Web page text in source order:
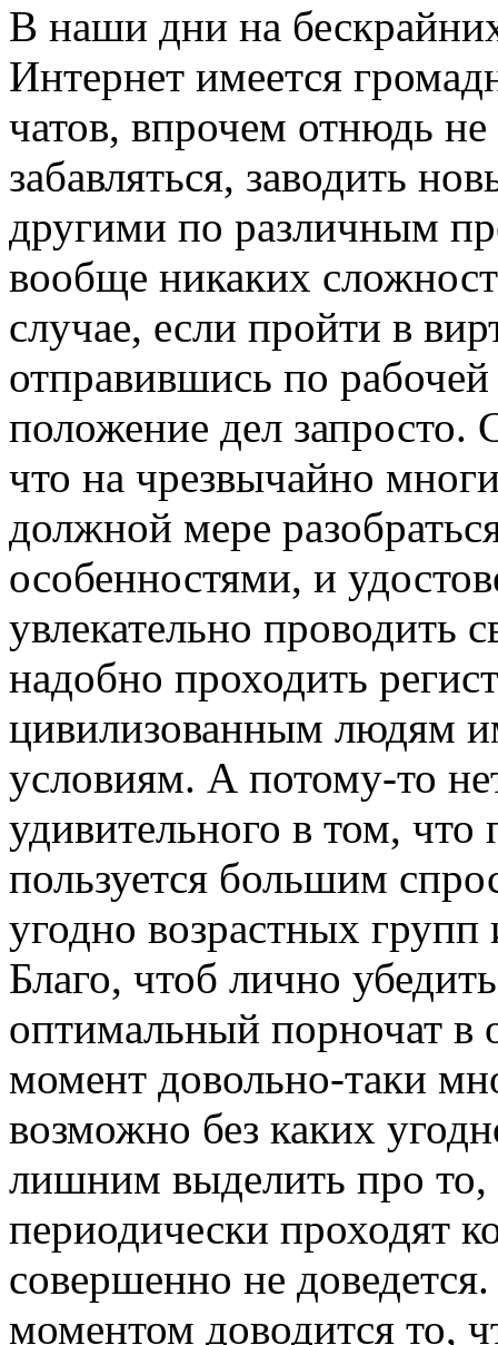
В наши дни на
Интернет имеется
чатов, впрочем отнюдь
забавляться, заводить
другими по различным
вообще никаких
случае, если пройти в
отправившись по рабочей
положение дел запросто.
что на чрезвычайно
должной мере
особенностями, и
увлекательно проводить
надобно проходить
цивилизованным людям
условиям. А потому-то
удивительного в том, что
пользуется большим
угодно возрастных
Благо, чтоб лично
оптимальный порночат
момент довольно-таки
возможно без каких
лишним выделить про то,
периодически проходят
совершенно не
моментом доводится то,